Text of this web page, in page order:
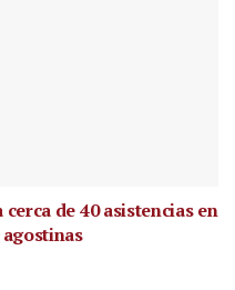
de 40 asistencias en